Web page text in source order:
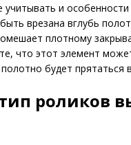
и особенности
врезана вглубь
плотному
что этот элемент
будет прятаться
роликов